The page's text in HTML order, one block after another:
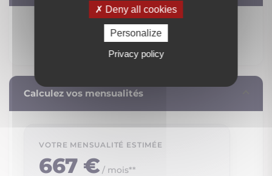
Calculez vos mensualités
667 € / mois**
Deny all cookies
Personalize
Privacy policy